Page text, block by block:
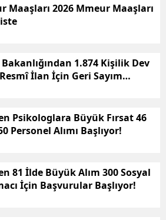
Maaşları 2026 Mmeur Maaşları
Bakanlığından 1.874 Kişilik Dev
İlan İçin Geri Sayım
Psikologlara Büyük Fırsat 46
Personel Alımı Başlıyor!
81 İlde Büyük Alım 300 Sosyal
İçin Başvurular Başlıyor!